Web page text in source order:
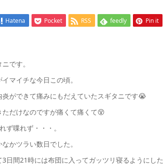
Hatena Pocket RSS feedly Pin it
です。
マイチな今日この頃。
ができて痛みにもだえていたスギタニです😭
だけなのですが痛くて痛くて😵
ず喋れず・・・。
かツラい数日でした。
日間21時には布団に入ってガッツリ寝るようにし